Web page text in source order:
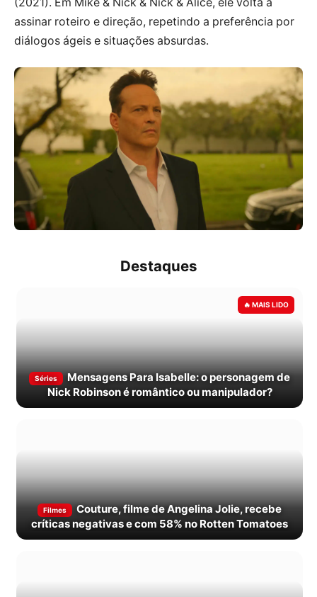
assinar roteiro e direção, repetindo a preferência por
diálogos ágeis e situações absurdas.
Destaques
Séries
Mensagens Para Isabelle: o personagem de
Nick Robinson é romântico ou manipulador?
Filmes
Couture, filme de Angelina Jolie, recebe
críticas negativas e com 58% no Rotten Tomatoes